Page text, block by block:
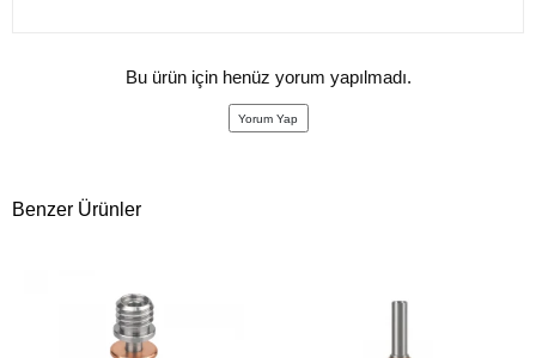
Bu ürün için henüz yorum yapılmadı.
Yorum Yap
Benzer Ürünler